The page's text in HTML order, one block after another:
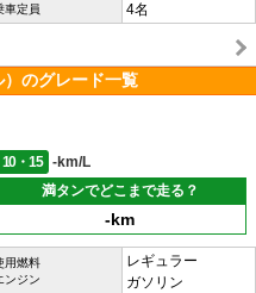
車定員 4名
のグレード一覧
10・15
-km/L
満タンでどこまで走る？
-km
用燃料
ンジン
レギュラー
ガソリン